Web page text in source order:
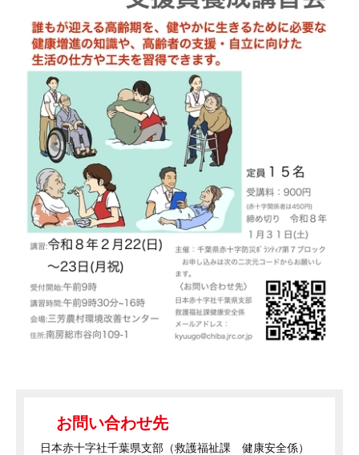
お問い合わせ先
日本赤十字社千葉県支部（救護福祉課 健康安全係）